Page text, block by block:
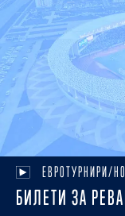
ЕВРОТУРНИРИ/
БИЛЕТИ ЗА